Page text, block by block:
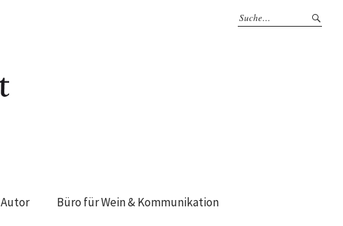
Autor Büro für Wein & Kommunikation